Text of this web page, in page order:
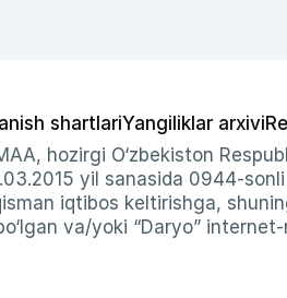
shartlariYangiliklar arxivi
hozirgi O‘zbekiston
yil sanasida 0944-
iqtibos keltirishga,
va/yoki “Daryo”